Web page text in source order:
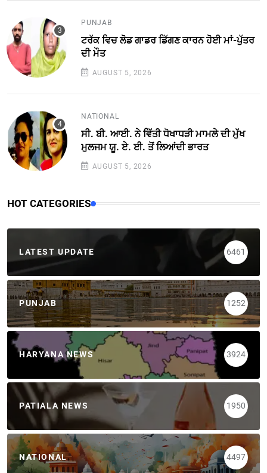
PUNJAB
ਟਰੱਕ ਵਿਚ ਲੋਡ ਗਾਡਰ ਡਿੱਗਣ ਕਾਰਨ ਹੋਈ ਮਾਂ-ਪੁੱਤਰ
ਦੀ ਮੌਤ
AUGUST 5, 2026
NATIONAL
ਸੀ. ਬੀ. ਆਈ. ਨੇ ਵਿੱਤੀ ਧੋਖਾਧੜੀ ਮਾਮਲੇ ਦੀ ਮੁੱਖ
ਮੁਲਜਮ ਯੂ. ਏ. ਈ. ਤੋਂ ਲਿਆਂਦੀ ਭਾਰਤ
AUGUST 5, 2026
HOT CATEGORIES
LATEST UPDATE 6461
PUNJAB 1252
HARYANA NEWS 3924
PATIALA NEWS 1950
NATIONAL 4497